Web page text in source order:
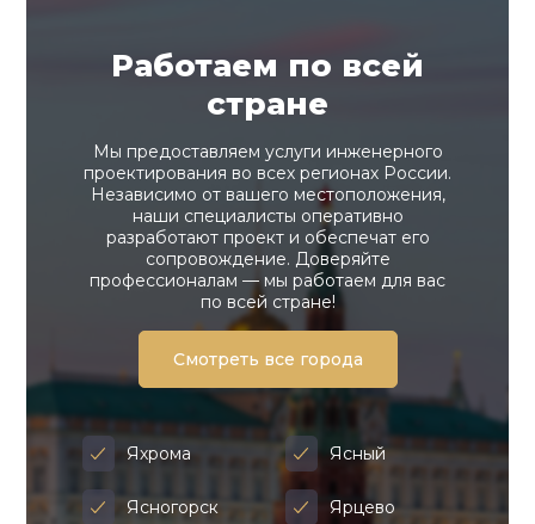
Работаем по всей
стране
Мы предоставляем услуги инженерного
проектирования во всех регионах России.
Независимо от вашего местоположения,
наши специалисты оперативно
разработают проект и обеспечат его
сопровождение. Доверяйте
профессионалам — мы работаем для вас
по всей стране!
Смотреть все города
Яхрома Ясный
Ясногорск Ярцево